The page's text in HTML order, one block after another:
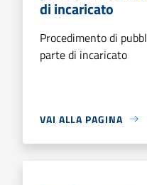
di incaricato
Procedimento di
parte di incaricato
VAI ALLA PAGINA